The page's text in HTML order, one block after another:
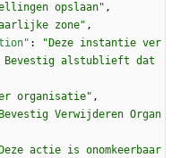
opslaan" ,
zone" ,
:
"Deze instantie ver
Bevestig alstublieft dat
organisatie" ,
Verwijderen Organ
actie is onomkeerbaar